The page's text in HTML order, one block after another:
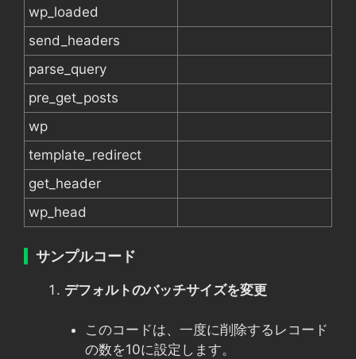
wp_loaded
send_headers
parse_query
pre_get_posts
wp
template_redirect
get_header
wp_head
サンプルコード
デフォルトのバッチサイズを変更
このコードは、一度に削除するレコード
の数を10に設定します。